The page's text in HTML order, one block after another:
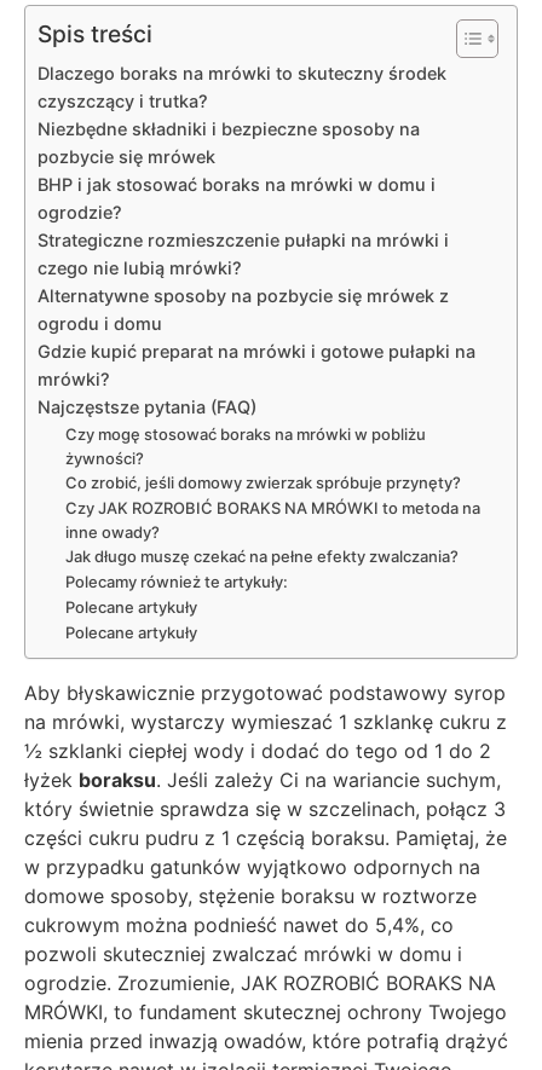
Spis treści
Dlaczego boraks na mrówki to skuteczny środek
czyszczący i trutka?
Niezbędne składniki i bezpieczne sposoby na
pozbycie się mrówek
BHP i jak stosować boraks na mrówki w domu i
ogrodzie?
Strategiczne rozmieszczenie pułapki na mrówki i
czego nie lubią mrówki?
Alternatywne sposoby na pozbycie się mrówek z
ogrodu i domu
Gdzie kupić preparat na mrówki i gotowe pułapki na
mrówki?
Najczęstsze pytania (FAQ)
Czy mogę stosować boraks na mrówki w pobliżu
żywności?
Co zrobić, jeśli domowy zwierzak spróbuje przynęty?
Czy JAK ROZROBIĆ BORAKS NA MRÓWKI to metoda na
inne owady?
Jak długo muszę czekać na pełne efekty zwalczania?
Polecamy również te artykuły:
Polecane artykuły
Polecane artykuły
Aby błyskawicznie przygotować podstawowy syrop
na mrówki, wystarczy wymieszać 1 szklankę cukru z
½ szklanki ciepłej wody i dodać do tego od 1 do 2
łyżek boraksu. Jeśli zależy Ci na wariancie suchym,
który świetnie sprawdza się w szczelinach, połącz 3
części cukru pudru z 1 częścią boraksu. Pamiętaj, że
w przypadku gatunków wyjątkowo odpornych na
domowe sposoby, stężenie boraksu w roztworze
cukrowym można podnieść nawet do 5,4%, co
pozwoli skuteczniej zwalczać mrówki w domu i
ogrodzie. Zrozumienie, JAK ROZROBIĆ BORAKS NA
MRÓWKI, to fundament skutecznej ochrony Twojego
mienia przed inwazją owadów, które potrafią drążyć